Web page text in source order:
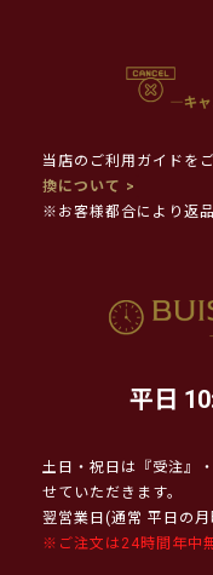
当店のご利用ガイドを
換について >
※お客様都合により返
平日
土日・祝日は『受注』
せていただきます。
翌営業日(通常 平日の月
※ご注文は24時間年中